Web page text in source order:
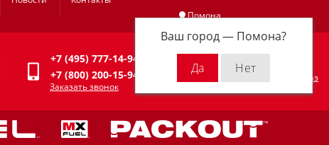
Помона
Ваш город — Помона?
Личный кабинет
+7 (495) 777-14-94
+7 (800) 200-15-94
Заказать звонок
0 р.
Оформить заказ